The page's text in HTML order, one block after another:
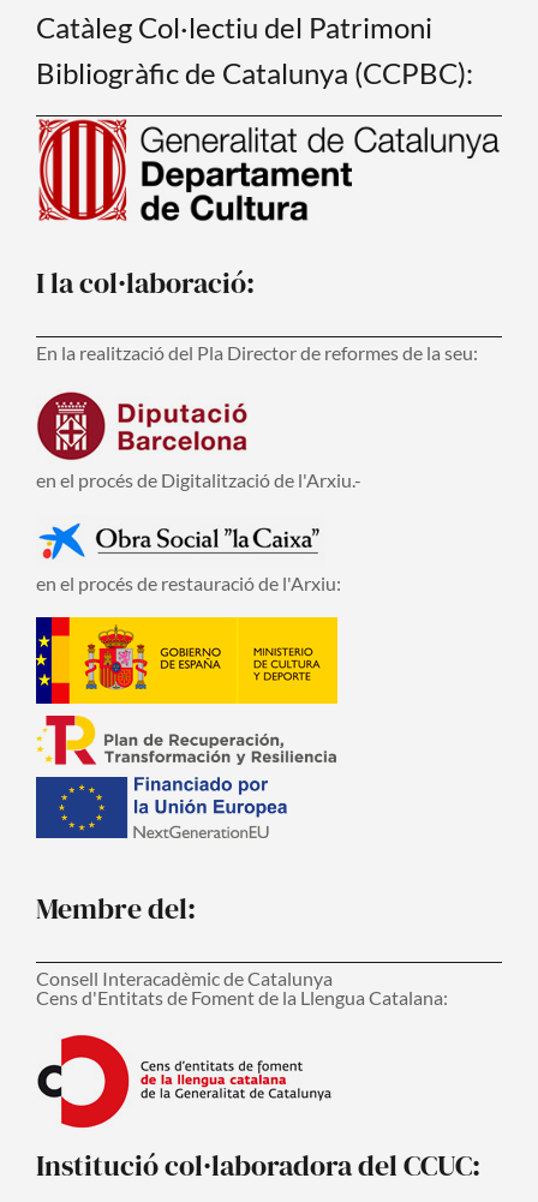
Catàleg Col·lectiu del Patrimoni
Bibliogràfic de Catalunya (CCPBC):
I la col·laboració:
En la realització del Pla Director de reformes de la seu:
en el procés de Digitalització de l'Arxiu.-
en el procés de restauració de l'Arxiu:
Membre del:
Consell Interacadèmic de Catalunya
Cens d'Entitats de Foment de la Llengua Catalana:
Institució col·laboradora del CCUC: